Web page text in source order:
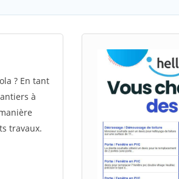
? En tant
à
travaux.